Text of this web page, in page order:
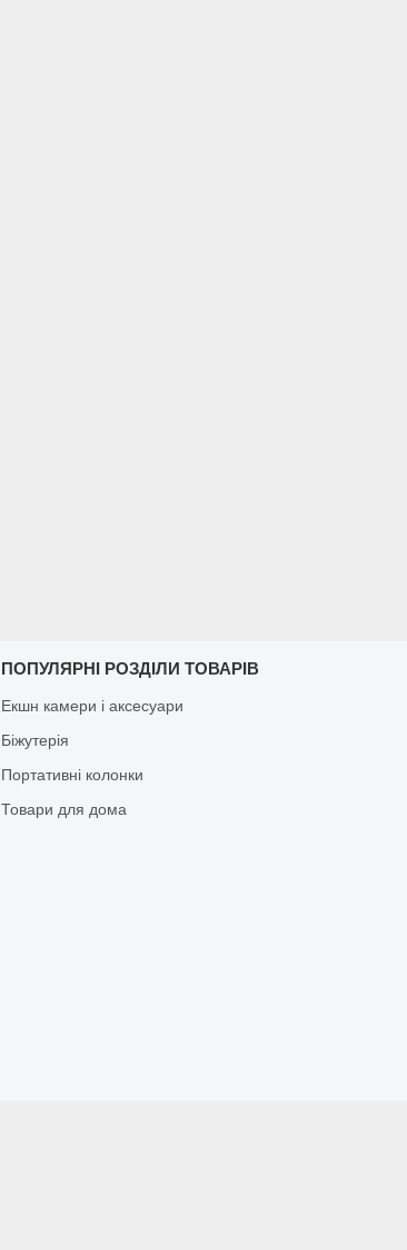
ПОПУЛЯРНІ РОЗДІЛИ ТОВАРІВ
Екшн камери і аксесуари
Біжутерія
Портативні колонки
Товари для дома